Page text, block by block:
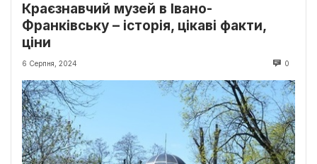
Краєзнавчий музей в Івано-
Франківську – історія, цікаві факти,
ціни
6 Серпня, 2024 0